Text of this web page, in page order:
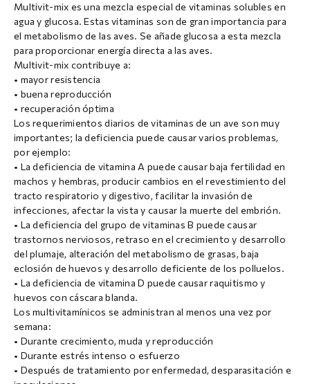
Multivit-mix es una mezcla especial de vitaminas solubles en
agua y glucosa. Estas vitaminas son de gran importancia para
el metabolismo de las aves. Se añade glucosa a esta mezcla
para proporcionar energía directa a las aves.
Multivit-mix contribuye a:
• mayor resistencia
• buena reproducción
• recuperación óptima
Los requerimientos diarios de vitaminas de un ave son muy
importantes; la deficiencia puede causar varios problemas,
por ejemplo:
• La deficiencia de vitamina A puede causar baja fertilidad en
machos y hembras, producir cambios en el revestimiento del
tracto respiratorio y digestivo, facilitar la invasión de
infecciones, afectar la vista y causar la muerte del embrión.
• La deficiencia del grupo de vitaminas B puede causar
trastornos nerviosos, retraso en el crecimiento y desarrollo
del plumaje, alteración del metabolismo de grasas, baja
eclosión de huevos y desarrollo deficiente de los polluelos.
• La deficiencia de vitamina D puede causar raquitismo y
huevos con cáscara blanda.
Los multivitamínicos se administran al menos una vez por
semana:
• Durante crecimiento, muda y reproducción
• Durante estrés intenso o esfuerzo
• Después de tratamiento por enfermedad, desparasitación e